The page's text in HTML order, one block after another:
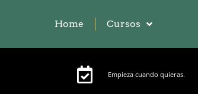
Home Cursos
Empieza cuando quieras.